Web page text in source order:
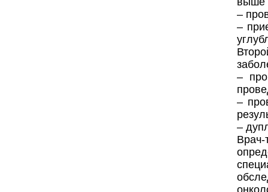
‒
‒
‒
‒
‒
Врач-